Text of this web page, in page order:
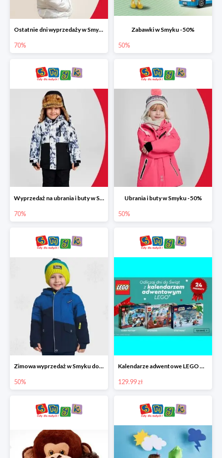
Ostatnie dni wyprzedaży w Smyku do -70%
70%
Zabawki w Smyku -50%
50%
Wyprzedaż na ubrania i buty w Smyku do -70%
70%
Ubrania i buty w Smyku -50%
50%
Zimowa wyprzedaż w Smyku do -50%
50%
Kalendarze adwentowe LEGO w Smyku w super cenie
129.99 zł